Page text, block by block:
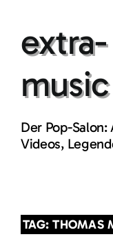
contentextra-
music
Der Pop-
Videos,
TAG: THOMAS